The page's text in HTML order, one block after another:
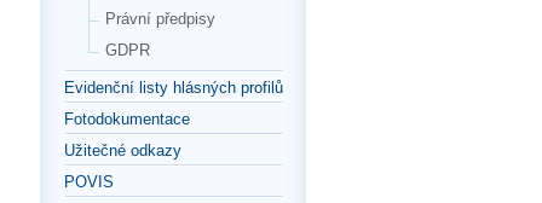
Právní předpisy
GDPR
Evidenční listy hlásných profilů
Fotodokumentace
Užitečné odkazy
POVIS